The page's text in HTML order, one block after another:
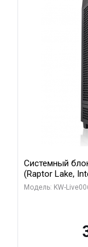
Системный
(Raptor Lake,
RTX5080
Модель: KW-